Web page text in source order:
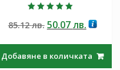
5.00
от 5
85.12лв. Original
85.12 лв..
50.07лв.
50.07
Добавяне в количката